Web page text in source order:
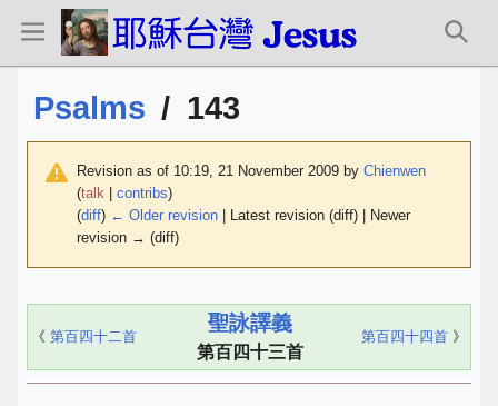
Psalms / 143
Revision as of 10:19, 21 November 2009 by Chienwen
(talk contribs)
(diff) ← Older revision | Latest revision (diff) | Newer
revision → (diff)
《 第百四十二首
聖詠譯義
第百四十三首
第百四十四首 》